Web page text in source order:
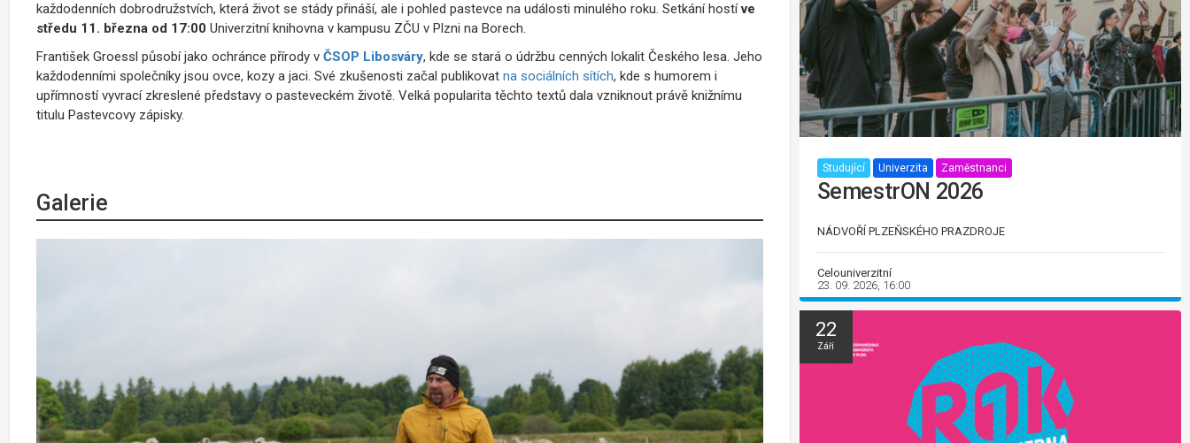
každodenních dobrodružstvích, která život se stády přináší, ale i pohled pastevce na události minulého roku. Setkání hostíve
středu 11. března od 17:00 Univerzitní knihovna v kampusu ZČU v Plzni na Borech.
František Groessl působí jako ochránce přírody v ČSOP Libosváry, kde se stará o údržbu cenných lokalit Českého lesa. Jeho
každodenními společníky jsou ovce, kozy a jaci. Své zkušenosti začal publikovat na sociálních sítích, kde s humorem i
upřímností vyvrací zkreslené představy o pasteveckém životě. Velká popularita těchto textů dala vzniknout právě knižnímu
titulu Pastevcovy zápisky.
Galerie
Studující Univerzita Zaměstnanci
SemestrON 2026
NÁDVOŘÍ PLZEŇSKÉHO PRAZDROJE
Celouniverzitní
23. 09. 2026, 16:00
22
Září